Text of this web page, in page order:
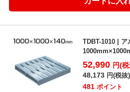
TDBT-1010 | ア
52,990 円(
48,173 円(税抜)
481 ポイント